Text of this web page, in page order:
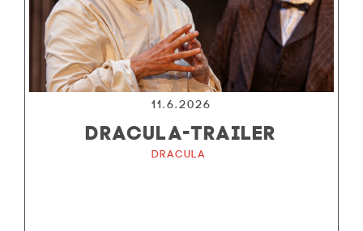
11.6.2026
DRACULA-TRAILER
Dracula